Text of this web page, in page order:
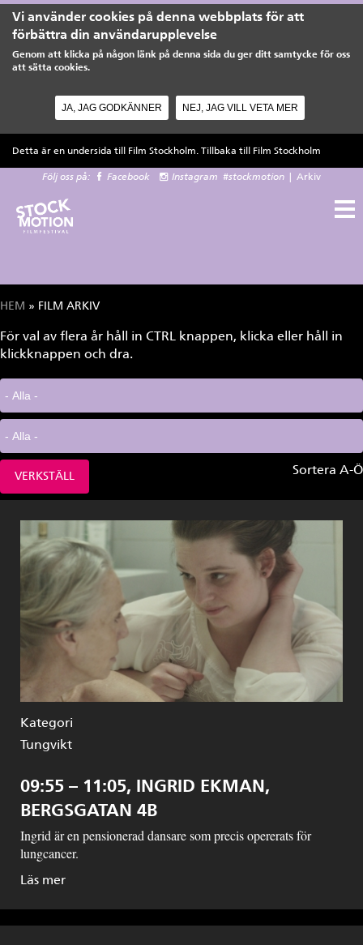
Vi använder cookies på denna webbplats för att
förbättra din användarupplevelse
Genom att klicka på någon länk på denna sida du ger ditt samtycke för oss
att sätta cookies.
JA, JAG GODKÄNNER NEJ, JAG VILL VETA MER
Detta är en undersida till Film Stockholm. Tillbaka till Film Stockholm
Följ oss på: Facebook Instagram #stockmotion Arkiv
Du är här
HEM » FILM ARKIV
För val av flera år håll in CTRL knappen, klicka eller håll in
klickknappen och dra.
Sortera A-Ö
Kategori
Tungvikt
09:55 – 11:05, INGRID EKMAN,
BERGSGATAN 4B
Ingrid är en pensionerad dansare som precis opererats för
lungcancer.
Läs mer